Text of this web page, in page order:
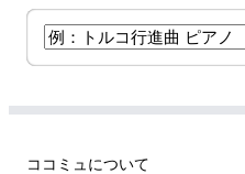
ココミュについて